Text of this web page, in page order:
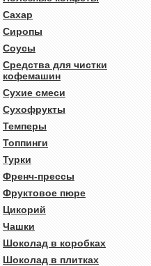
Сахар
Сиропы
Соусы
Средства для чистки
кофемашин
Сухие смеси
Сухофрукты
Темперы
Топпинги
Турки
Френч-прессы
Фруктовое пюре
Цикорий
Чашки
Шоколад в коробках
Шоколад в плитках